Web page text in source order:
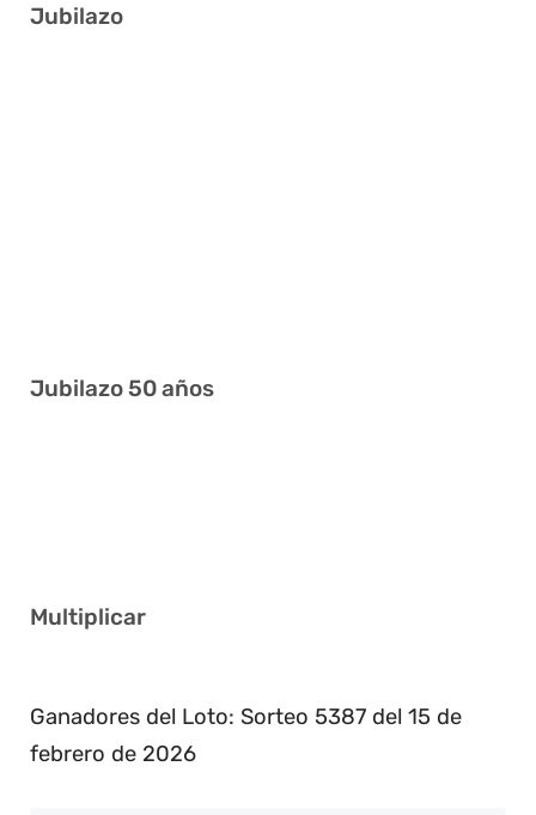
Jubilazo
Jubilazo 50 años
Multiplicar
Ganadores del Loto: Sorteo 5387 del 15 de
febrero de 2026